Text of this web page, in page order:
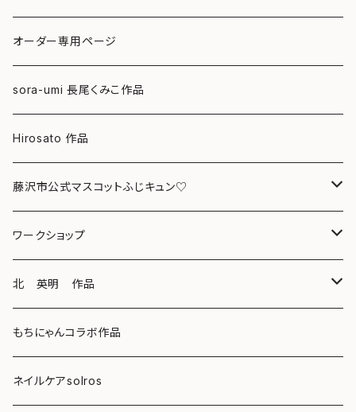
ポストカード
グリーティングカード
クリアファイル
マグカップ
スマホケース
キーホルダー
バッグ
Tシャツ
オーダー専用ページ
sora-umi 長尾くみこ作品
Hirosato 作品
藤沢市公式マスコットふじキュン♡
クリアファイル
ボールペン
キーホルダー
マグネット
ワークショップ
海レジンアートボード
レジンチャーム
サンキャッチャー
北 英明 作品
ポストカード
もちにゃんコラボ作品
ネイルケアsolros